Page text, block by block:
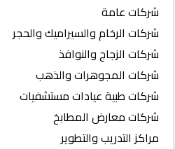
شركات عامة
شركات الرخام والسيراميك والحجر
شركات الزجاج والنوافذ
شركات المجوهرات والذهب
شركات طبية عيادات مستشفيات
شركات معارض المطابخ
مراكز التدريب والتطوير